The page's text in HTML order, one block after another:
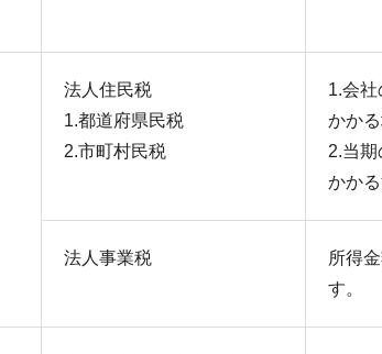
法人住民税
1.都道府県民税
2.市町村民税
1.会
かか
2.当
かか
法人事業税
所得
す。